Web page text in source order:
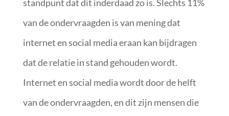
standpunt dat dit inderdaad zo is. Slechts 11%
van de ondervraagden is van mening dat
internet en social media eraan kan bijdragen
dat de relatie in stand gehouden wordt.
Internet en social media wordt door de helft
van de ondervraagden, en dit zijn mensen die